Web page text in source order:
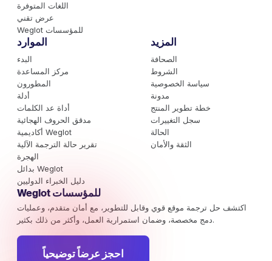
اللغات المتوفرة
عرض تقني
Weglot للمؤسسات
الموارد
البدء
مركز المساعدة
المطورون
أدلة
أداة عد الكلمات
مدقق الحروف الهجائية
أكاديمية Weglot
تقرير حالة الترجمة الآلية
الهجرة
بدائل Weglot
دليل الخبراء الدوليين
المزيد
الصحافة
الشروط
سياسة الخصوصية
مدونة
خطة تطوير المنتج
سجل التغييرات
الحالة
الثقة والأمان
Weglot للمؤسسات
اكتشف حل ترجمة موقع قوي وقابل للتطوير، مع أمان متقدم، وعمليات
دمج مخصصة، وضمان استمرارية العمل، وأكثر من ذلك بكثير.
احجز عرضاً توضيحياً